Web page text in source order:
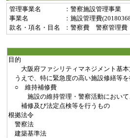
管理事業名
：警察施設管理事業
事業名
：施設管理費
款名・項名・目名
：警察費 警察管理
目的
大阪府ファシリティマネジメント基本
うえで、特に緊急度の高い施設修繕等
○ 維持補修費
施設の維持管理・警察活動において
補修及び法定点検等を行うもの
根拠法令
警察法
建築基準法